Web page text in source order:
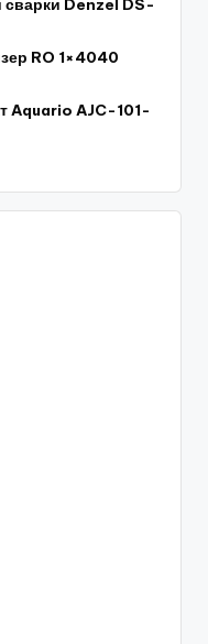
RO 1×4040
Aquario AJC-101-